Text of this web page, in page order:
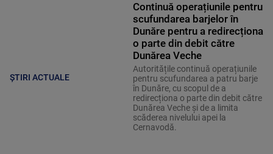
ȘTIRI ACTUALE
Continuă operațiunile pentru
scufundarea barjelor în
Dunăre pentru a redirecționa
o parte din debit către
Dunărea Veche
Autoritățile continuă operațiunile
pentru scufundarea a patru barje
în Dunăre, cu scopul de a
redirecționa o parte din debit către
Dunărea Veche și de a limita
scăderea nivelului apei la
Cernavodă.